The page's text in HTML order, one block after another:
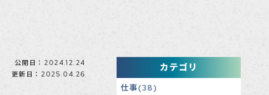
公開日：2024.12.24
更新日：2025.04.26
カテゴリ
仕事(38)